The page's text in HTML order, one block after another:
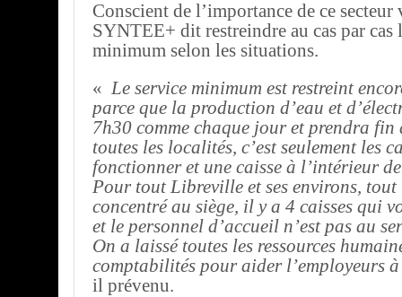
Conscient de l’importance de ce secteur
SYNTEE+ dit restreindre au cas par cas
minimum selon les situations.
« Le service minimum est restreint
parce que la production d’eau et
7h30 comme chaque jour et prendra fin
toutes les localités, c’est seulement les
fonctionner et une caisse à l’intérieur
Pour tout Libreville et ses environs, tout
concentré au siège, il y a 4 caisses qui
et le personnel d’accueil n’est pas au
On a laissé toutes les ressources
comptabilités pour aider l’employeurs
il prévenu.